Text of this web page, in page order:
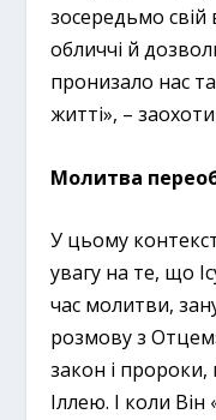
зосередьмо свій
обличчі й
пронизало нас
житті», –
Молитва
У цьому
увагу на те, що
час молитви,
розмову з
закон і
Іллею. І коли